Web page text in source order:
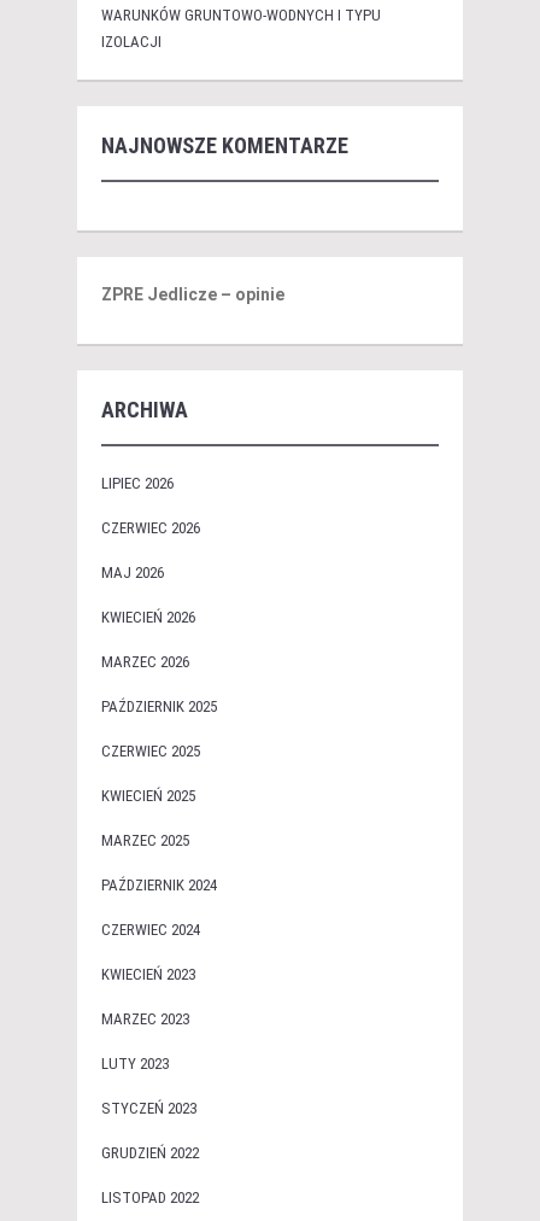
WARUNKÓW GRUNTOWO-WODNYCH I TYPU
IZOLACJI
NAJNOWSZE KOMENTARZE
ZPRE Jedlicze – opinie
ARCHIWA
LIPIEC 2026
CZERWIEC 2026
MAJ 2026
KWIECIEŃ 2026
MARZEC 2026
PAŹDZIERNIK 2025
CZERWIEC 2025
KWIECIEŃ 2025
MARZEC 2025
PAŹDZIERNIK 2024
CZERWIEC 2024
KWIECIEŃ 2023
MARZEC 2023
LUTY 2023
STYCZEŃ 2023
GRUDZIEŃ 2022
LISTOPAD 2022